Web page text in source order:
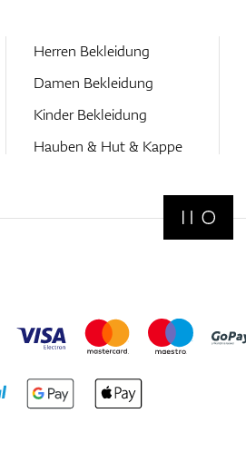
Herren Bekleidung
Damen Bekleidung
Kinder Bekleidung
Hauben & Hut & Kappe